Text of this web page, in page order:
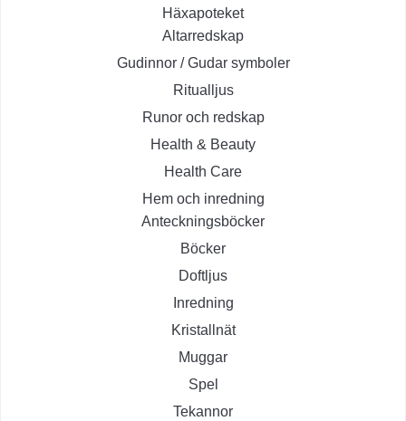
Häxapoteket
Altarredskap
Gudinnor / Gudar symboler
Ritualljus
Runor och redskap
Health & Beauty
Health Care
Hem och inredning
Anteckningsböcker
Böcker
Doftljus
Inredning
Kristallnät
Muggar
Spel
Tekannor